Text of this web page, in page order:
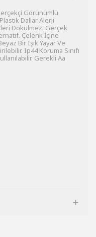
Görünümlü
Dallar Alerji
Dökülmez. Gerçek
Çelenk İçine
Bir Işık Yayar Ve
Ip44 Koruma Sınıfı
Gerekli Aa